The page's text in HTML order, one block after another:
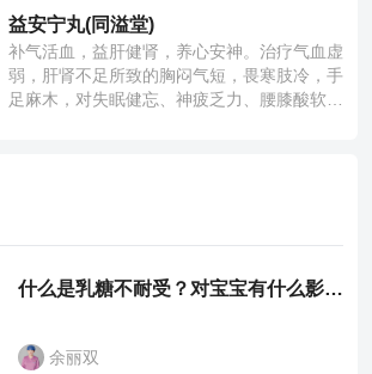
益安宁丸(同溢堂)
补气活血，益肝健肾，养心安神。治疗气血虚
弱，肝肾不足所致的胸闷气短，畏寒肢冷，手
足麻木，对失眠健忘、神疲乏力、腰膝酸软也
什么是乳糖不耐受？对宝宝有什么影响？
余丽双